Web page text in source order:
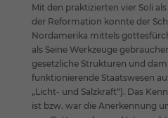
Mit den praktizierten vier Soli
der Reformation konnte der
Nordamerika mittels
als Seine Werkzeuge
gesetzliche Strukturen und
funktionierende Staatswesen
„Licht- und Salzkraft“). Das
ist bzw. war die Anerkennung
keiner manuellen Einwilligung
Cookie-